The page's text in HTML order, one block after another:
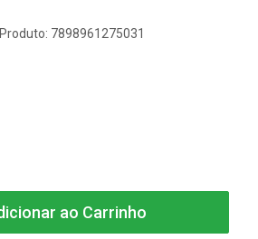
7898961275031
ao Carrinho